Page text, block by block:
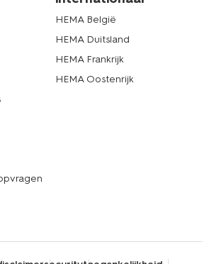
HEMA België
HEMA Duitsland
HEMA Frankrijk
HEMA Oostenrijk